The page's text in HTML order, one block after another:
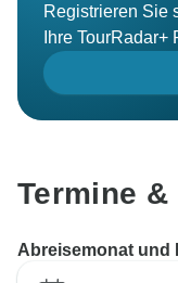
Registrieren Sie
Ihre
Termine &
Abreisemonat und